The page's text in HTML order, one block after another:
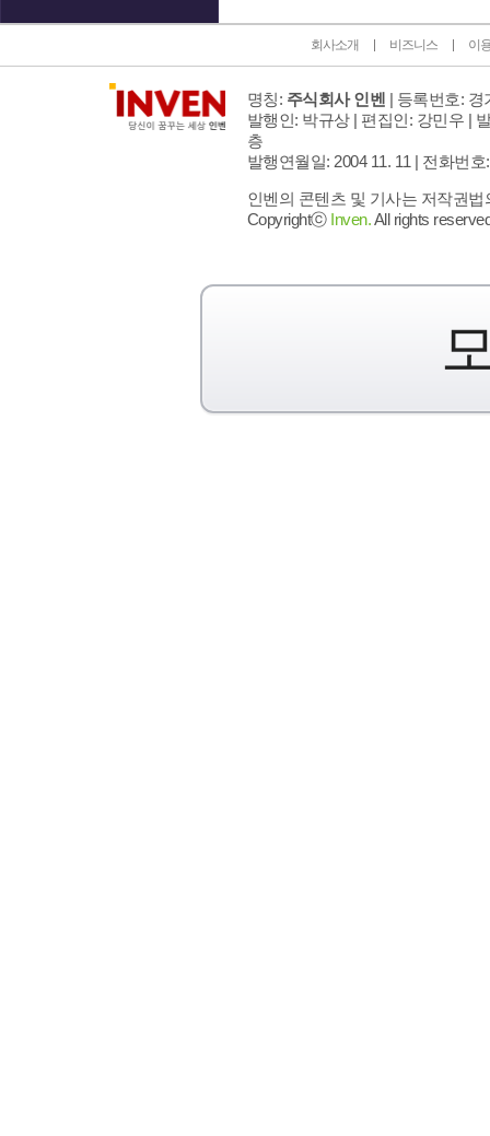
회사소개 비즈니스 이
명칭: 주식회사 인벤 | 등록번호: 경
발행인: 박규상 | 편집인: 강민우 |
층
발행연월일: 2004 11. 11 | 전화번호
인벤의 콘텐츠 및 기사는 저작권
Copyrightⓒ Inven.All rights